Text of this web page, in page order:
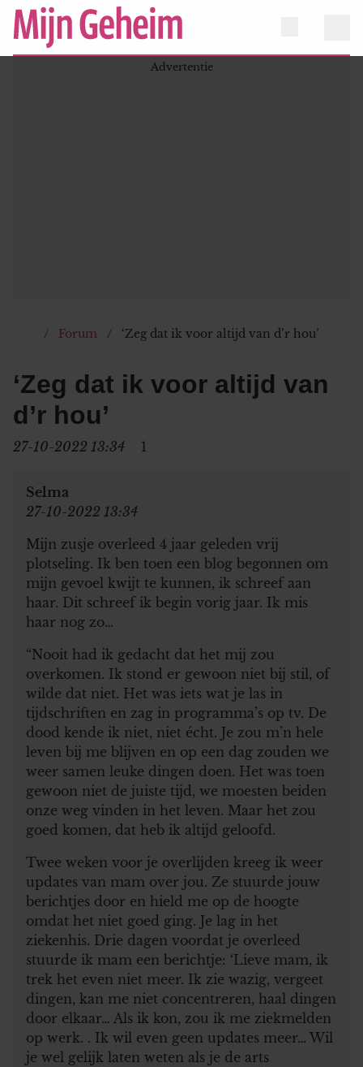
Forum ‘Zeg dat ik voor altijd van d’r hou’
‘Zeg dat ik voor altijd van
d’r hou’
27-10-2022 13:34 1
Selma
27-10-2022 13:34
Mijn zusje overleed 4 jaar geleden vrij
plotseling. Ik ben toen een blog begonnen om
mijn gevoel kwijt te kunnen, ik schreef aan
haar. Dit schreef ik begin vorig jaar. Ik mis
haar nog zo…
“Nooit had ik gedacht dat het mij zou
overkomen. Ik stond er gewoon niet bij stil, of
wilde dat niet. Het was iets wat je las in
tijdschriften en zag in programma’s op tv. De
dood kende ik niet, niet écht. Je zou m’n hele
leven bij me blijven en op een dag zouden we
weer samen leuke dingen doen. Het was toen
gewoon niet de juiste tijd, we moesten beiden
onze weg vinden in het leven. Maar het zou
goed komen, dat heb ik altijd geloofd.
Twee weken voor je overlijden kreeg ik weer
updates van mam over jou. Ze stuurde jouw
berichtjes door en hield me op de hoogte
omdat het niet goed ging. Je lag in het
ziekenhis. Drie dagen voordat je overleed
stuurde ik mam een berichtje: ‘Lieve mam, ik
trek het even niet meer. Ik zie wazig, vergeet
dingen, kan me niet concentreren, haal dingen
door elkaar… Als ik kon, zou ik me ziekmelden
op werk. . Ik wil even geen updates meer… Wil
je wel gelijk laten weten als je de arts